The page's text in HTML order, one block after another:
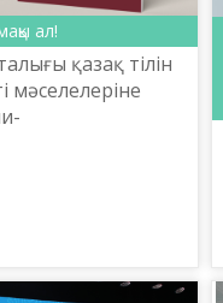
ал!
қазақ тілін
мәселелеріне